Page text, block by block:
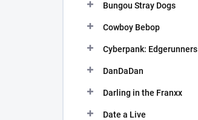
Bungou Stray Dogs
Cowboy Bebop
Cyberpank: Edgerunners
DanDaDan
Darling in the Franxx
Date a Live